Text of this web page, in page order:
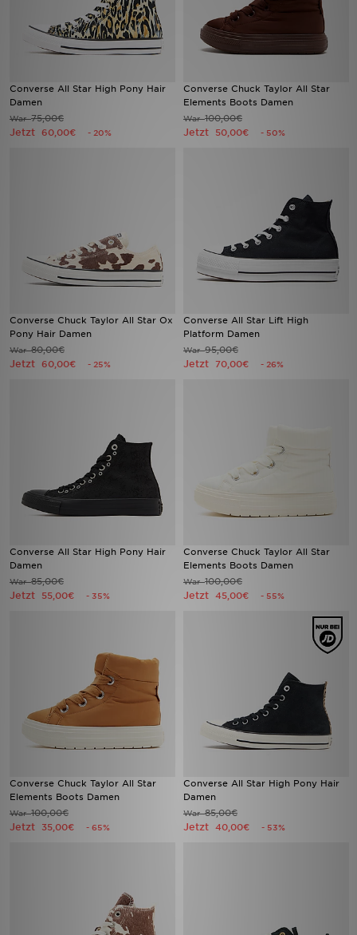
Converse All Star High Pony Hair
Damen
War75,00€
Jetzt 60,00€ - 20%
Converse Chuck Taylor All Star
Elements Boots Damen
War100,00€
Jetzt 50,00€ - 50%
Converse Chuck Taylor All Star Ox
Pony Hair Damen
War80,00€
Jetzt 60,00€ - 25%
Converse All Star Lift High
Platform Damen
War95,00€
Jetzt 70,00€ - 26%
Converse All Star High Pony Hair
Damen
War85,00€
Jetzt 55,00€ - 35%
Converse Chuck Taylor All Star
Elements Boots Damen
War100,00€
Jetzt 45,00€ - 55%
Converse Chuck Taylor All Star
Elements Boots Damen
War100,00€
Jetzt 35,00€ - 65%
Converse All Star High Pony Hair
Damen
War85,00€
Jetzt 40,00€ - 53%
Geschenkkarte
Filialfinder
Meine Nachrichten